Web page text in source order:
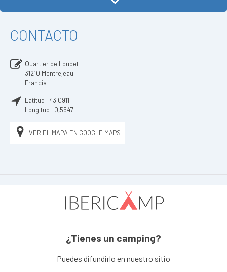
CONTACTO
Quartier de Loubet
31210 Montrejeau
Francia
Latitud : 43,0911
Longitud : 0,5547
VER EL MAPA EN GOOGLE MAPS
¿Tienes un camping?
Puedes difundirlo en nuestro sitio